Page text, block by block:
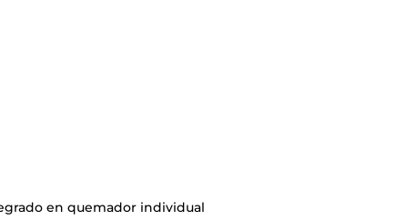
en quemador individual